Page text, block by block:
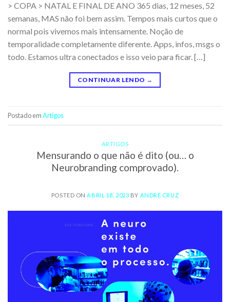
> COPA > NATAL E FINAL DE ANO 365 dias, 12 meses, 52
semanas, MAS não foi bem assim. Tempos mais curtos que o
normal pois vivemos mais intensamente. Noção de
temporalidade completamente diferente. Apps, infos, msgs o
todo. Estamos ultra conectados e isso veio para ficar. […]
CONTINUAR LENDO →
Postado emArtigos
ARTIGOS
Mensurando o que não é dito (ou… o
Neurobranding comprovado).
POSTED ONABRIL 18, 2023 BY ANDRE CRUZ